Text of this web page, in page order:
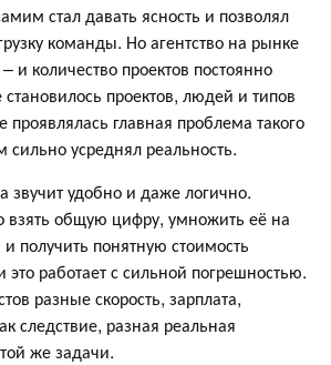
стал давать ясность и позволял
команды. Но агентство на рынке
и количество проектов постоянно
проектов, людей и типов
проявлялась главная проблема такого
усреднял реальность.
звучит удобно и даже логично.
взять общую цифру, умножить её на
получить понятную стоимость
это работает с сильной погрешностью.
разные скорость, зарплата,
следствие, разная реальная
же задачи.